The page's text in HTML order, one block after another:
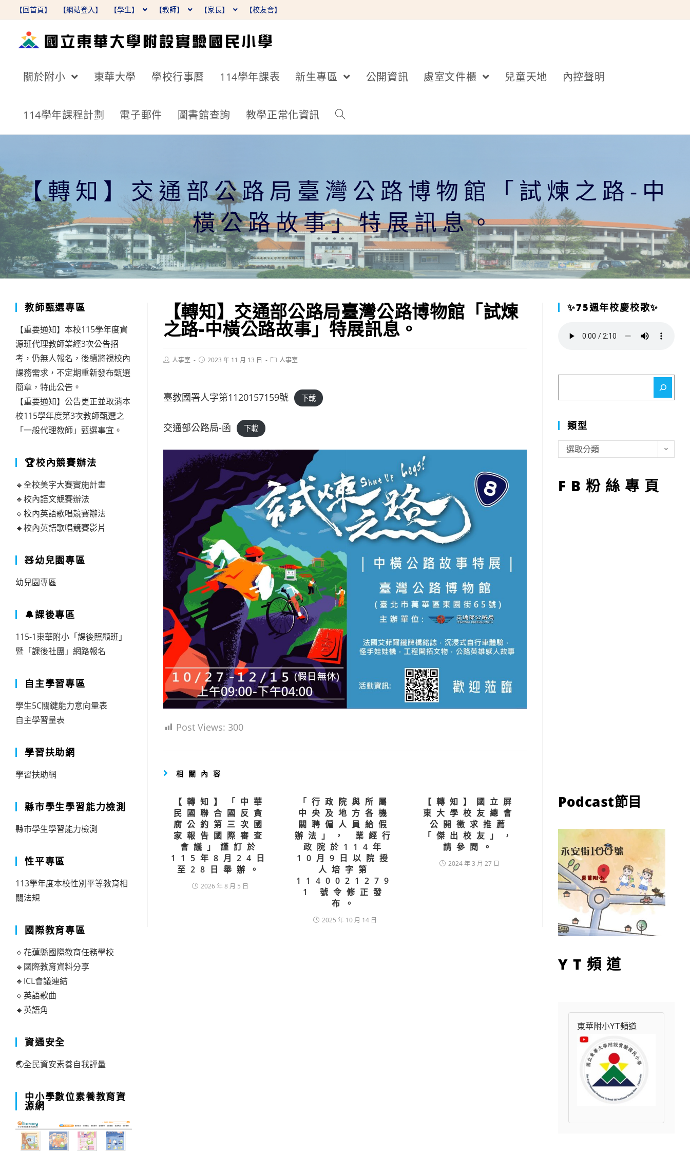
【回首頁】 【網站登入】 【學生】 【教師】 【家長】 【校友會】
關於附小 東華大學 學校行事曆 114學年課表 新生專區 公開資訊 處室文件櫃 兒童天地 內控聲明
114學年課程計劃 電子郵件 圖書館查詢 教學正常化資訊
【轉知】交通部公路局臺灣公路博物館「試煉之路-中
橫公路故事」特展訊息。
【轉知】交通部公路局臺灣公路博物館「試煉
之路-中橫公路故事」特展訊息。
Post人事室
Post2023 年 11 月 13 日
Post人事室
臺教國署人字第1120157159號 下載
交通部公路局-函 下載
Post Views: 300
相關內容
【轉知】「中華
民國聯合國反貪
腐公約第三次國
家報告國際審查
會議」謹訂於
115年8月24日
至28日舉辦。
2026 年 8 月 5 日
「行政院與所屬
中央及地方各機
關聘僱人員給假
辦法」， 業經行
政院於114年
10月9日以院授
人培字第
1140021279
1 號令修正發
布。
2025 年 10 月 14 日
【轉知】國立屏
東大學校友總會
公開徵求推薦
「傑出校友」，
請參閱。
2024 年 3 月 27 日
教師甄選專區
【重要通知】本校115學年度資
源班代理教師業經3次公告招
考，仍無人報名，後續將視校內
課務需求，不定期重新發布甄選
簡章，特此公告。
【重要通知】公告更正並取消本
校115學年度第3次教師甄選之
「一般代理教師」甄選事宜。
🏆校內競賽辦法
🔹全校美字大賽實施計畫
🔹校內語文競賽辦法
🔹校內英語歌唱競賽辦法
🔹校內英語歌唱競賽影片
🧸幼兒園專區
幼兒園專區
🔔課後專區
115-1東華附小「課後照顧班」
暨「課後社團」網路報名
自主學習專區
學生5C關鍵能力意向量表
自主學習量表
學習扶助網
學習扶助網
縣市學生學習能力檢測
縣市學生學習能力檢測
性平專區
113學年度本校性別平等教育相
關法規
國際教育專區
🔹花蓮縣國際教育任務學校
🔹國際教育資料分享
🔹ICL會議連結
🔹英語歌曲
🔹英語角
資通安全
🌏全民資安素養自我評量
中小學數位素養教育資
源網
✨75週年校慶校歌✨
類型
型
選取分類
FB粉絲專頁
Podcast節目
YT頻道
東華附小YT頻道